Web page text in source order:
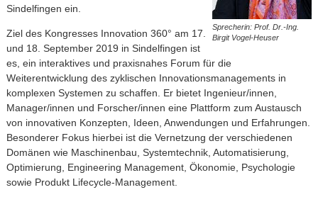
Sprecherin: Prof. Dr.-Ing.
Birgit Vogel-Heuser
Sindelfingen ein.
Ziel des Kongresses Innovation 360° am 17.
und 18. September 2019 in Sindelfingen ist
es, ein interaktives und praxisnahes Forum für die
Weiterentwicklung des zyklischen Innovationsmanagements in
komplexen Systemen zu schaffen. Er bietet Ingenieur/innen,
Manager/innen und Forscher/innen eine Plattform zum Austausch
von innovativen Konzepten, Ideen, Anwendungen und Erfahrungen.
Besonderer Fokus hierbei ist die Vernetzung der verschiedenen
Domänen wie Maschinenbau, Systemtechnik, Automatisierung,
Optimierung, Engineering Management, Ökonomie, Psychologie
sowie Produkt Lifecycle-Management.